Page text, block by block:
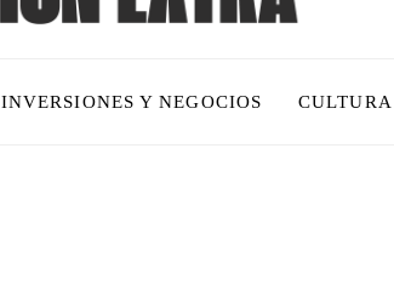
INVERSIONES Y NEGOCIOS